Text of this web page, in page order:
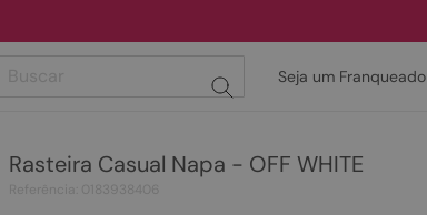
Seja um Franqueado
Rasteira Casual Napa - OFF WHITE